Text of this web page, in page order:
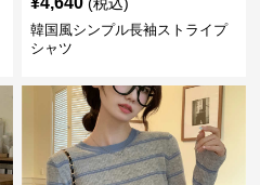
韓国風シンプル長袖ストライプ
シャツ